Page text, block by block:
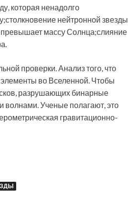
которая ненадолго
нейтронной звезды
массу Солнца;слияние
проверки. Анализ того, что
элементы во Вселенной. Чтобы
разрушающих бинарные
волнами. Ученые полагают, это
гравитационно-